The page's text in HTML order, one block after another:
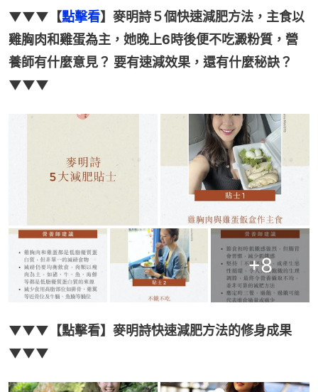
▼▼▼【點擊看】麥明詩５個快速減肥方法，主食以
雞胸肉和雞蛋為主，她晚上6時後便不吃澱粉質，營
養師有什麼意見？ 要有速減效果，還有什麼秘訣？
▼▼▼
+8
▼▼▼【點擊看】麥明詩快速減肥方法的修身成果
▼▼▼